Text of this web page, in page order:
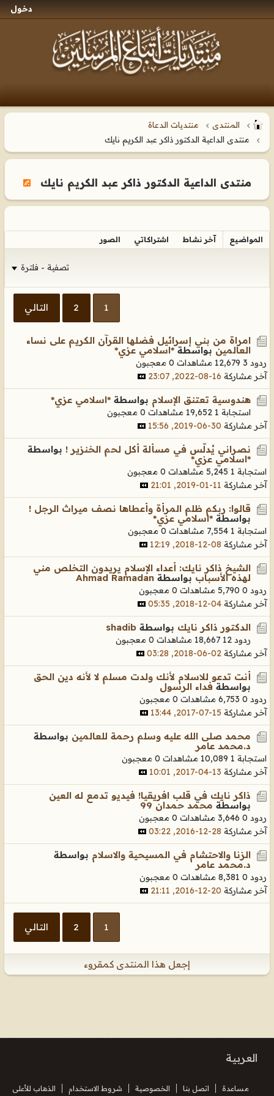
دخول
المنتدى
منتديات الدعاة
منتدى الداعية الدكتور ذاكر عبد الكريم نايك
منتدى الداعية الدكتور ذاكر عبد الكريم نايك
المواضيع آخر نشاط اشتراكاتي الصور
تصفية - فلترة
1
2 التالي
امراة من بني إسرائيل فضلها القرآن الكريم على نساء
العالمين بواسطة*اسلامي عزي*
ردود 3 12,679 مشاهدات
0 معجبون
آخر مشاركة 16-08-2022, 23:07
هندوسية تعتنق الإسلام بواسطة *اسلامي عزي*
استجابة 1 19,652 مشاهدات
0 معجبون
آخر مشاركة 30-06-2019, 15:56
نصراني يُدلّس في مسألة أكل لحم الخنزير ! بواسطة
*اسلامي عزي*
استجابة 1 5,245 مشاهدات
0 معجبون
آخر مشاركة 11-01-2019, 21:01
قالوا: ربكم ظلم المرأة وأعطاها نصف ميراث الرجل !
بواسطة *اسلامي عزي*
استجابة 1 7,554 مشاهدات
0 معجبون
آخر مشاركة 08-12-2018, 12:19
الشيخ ذاكر نايك: أعداء الإسلام يريدون التخلص مني
لهذه الأسباب بواسطة Ahmad Ramadan
ردود 0 5,790 مشاهدات
0 معجبون
آخر مشاركة 04-12-2018, 05:35
الدكتور ذاكر نايك بواسطة shadib
ردود 12 18,667 مشاهدات
0 معجبون
آخر مشاركة 02-06-2018, 03:28
أنت تدعو للاسلام لأنك ولدت مسلم لا لأنه دين الحق
بواسطة فداء الرسول
ردود 0 6,753 مشاهدات
0 معجبون
آخر مشاركة 15-07-2017, 13:44
محمد صلى الله عليه وسلم رحمة للعالمين بواسطة
د.محمد عامر
استجابة 1 10,089 مشاهدات
0 معجبون
آخر مشاركة 13-04-2017, 10:01
ذاكر نايك في قلب افريقيا! فيديو تدمع له العين
بواسطة محمد حمدان 99
ردود 0 3,646 مشاهدات
0 معجبون
آخر مشاركة 28-12-2016, 03:22
الزنا والاحتشام في المسيحية والاسلام بواسطة
د.محمد عامر
ردود 0 8,381 مشاهدات
0 معجبون
آخر مشاركة 20-12-2016, 21:11
1
2 التالي
إجعل هذا المنتدى كمقروء
العربية
مساعدة اتصل بنا الخصوصية شروط الاستخدام الذهاب للأعلى